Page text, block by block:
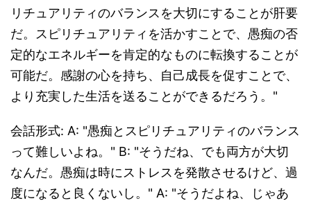
リチュアリティのバランスを大切にすることが肝要
だ。スピリチュアリティを活かすことで、愚痴の否
定的なエネルギーを肯定的なものに転換することが
可能だ。感謝の心を持ち、自己成長を促すことで、
より充実した生活を送ることができるだろう。"
会話形式: A: "愚痴とスピリチュアリティのバランス
って難しいよね。" B: "そうだね、でも両方が大切
なんだ。愚痴は時にストレスを発散させるけど、過
度になると良くないし。" A: "そうだよね、じゃあ